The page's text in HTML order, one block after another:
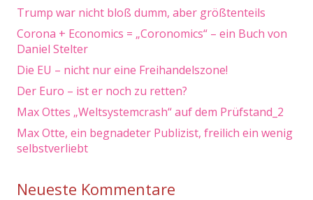
Trump war nicht bloß dumm, aber größtenteils
Corona + Economics = „Coronomics“ – ein Buch von
Daniel Stelter
Die EU – nicht nur eine Freihandelszone!
Der Euro – ist er noch zu retten?
Max Ottes „Weltsystemcrash“ auf dem Prüfstand_2
Max Otte, ein begnadeter Publizist, freilich ein wenig
selbstverliebt
Neueste Kommentare